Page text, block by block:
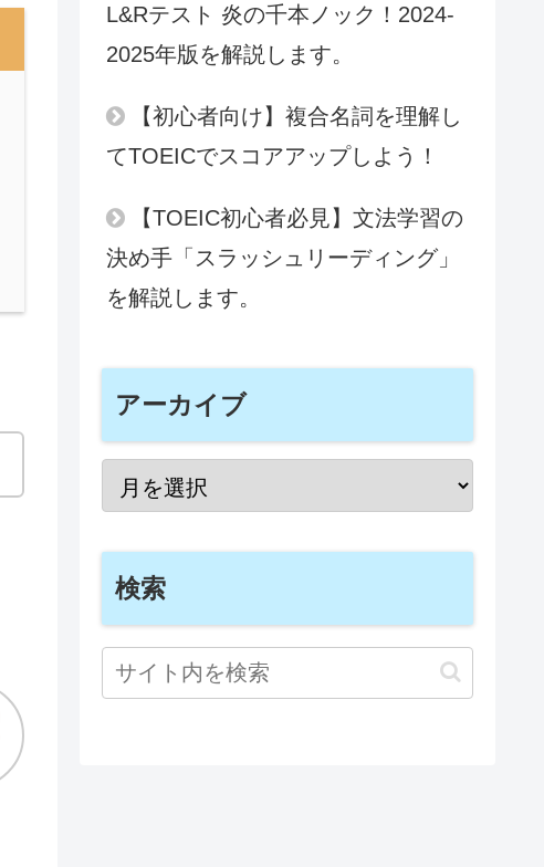
L&Rテスト 炎の千本ノック！2024-
2025年版を解説します。
【初心者向け】複合名詞を理解し
てTOEICでスコアアップしよう！
【TOEIC初心者必見】文法学習の
決め手「スラッシュリーディング」
を解説します。
アーカイブ
検索